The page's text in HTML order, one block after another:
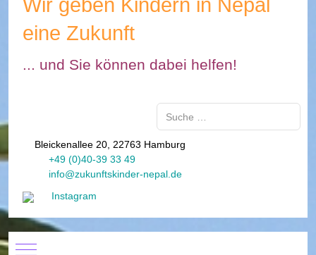
Wir geben Kindern in Nepal
eine Zukunft
... und Sie können dabei helfen!
Bleickenallee 20, 22763 Hamburg
+49 (0)40-39 33 49
info@zukunftskinder-nepal.de
Instagram
Mobile Menu Toggle